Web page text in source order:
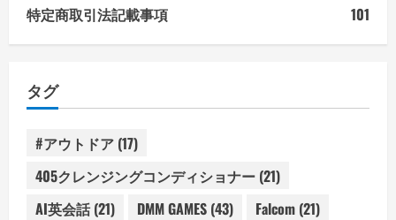
特定商取引法記載事項
101
タグ
#アウトドア (17)
405クレンジングコンディショナー (21)
AI英会話(21) DMM GAMES (43) Falcom (21)